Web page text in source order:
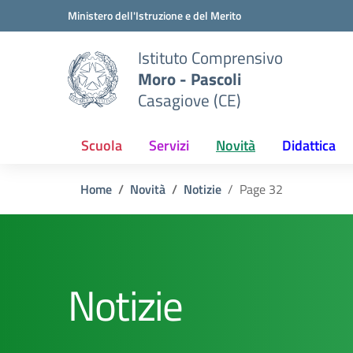
Vai ai contenuti
Vai al menu di navigazioneMinistero dell'Istruzione e del Merito
Istituto Comprensivo
Moro - Pascoli
Casagiove (CE)
Scuola Servizi Novità Didattica
Home Novità Notizie Page 32
Notizie